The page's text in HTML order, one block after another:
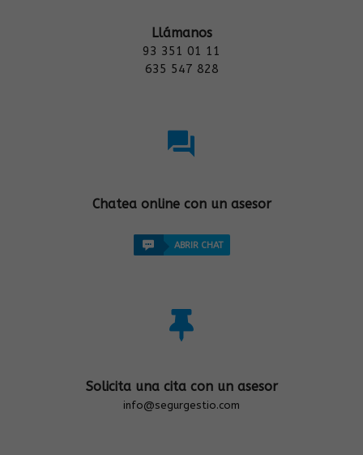
Llámanos
93 351 01 11
635 547 828
Chatea online con un asesor
ABRIR CHAT
Solicita una cita con un asesor
info@segurgestio.com